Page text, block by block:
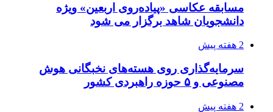
مسابقه عکاسی «پیاده‌روی اربعین» ویژه
دانشجویان شاهد برگزار می شود
2 هفته پیش
سرمایه‌گذاری روی هسته‌های نخبگانی هوش
مصنوعی و ۵ حوزه راهبردی کشور
2 هفته پیش